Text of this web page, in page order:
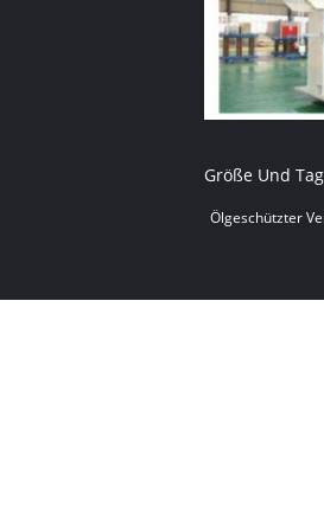
Größe Und
Ölgeschützter